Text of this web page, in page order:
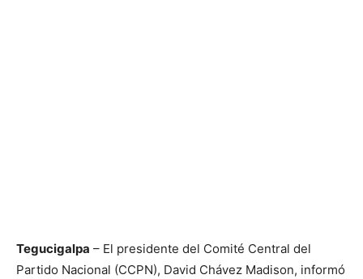
Tegucigalpa – El presidente del Comité Central del
Partido Nacional (CCPN), David Chávez Madison, informó